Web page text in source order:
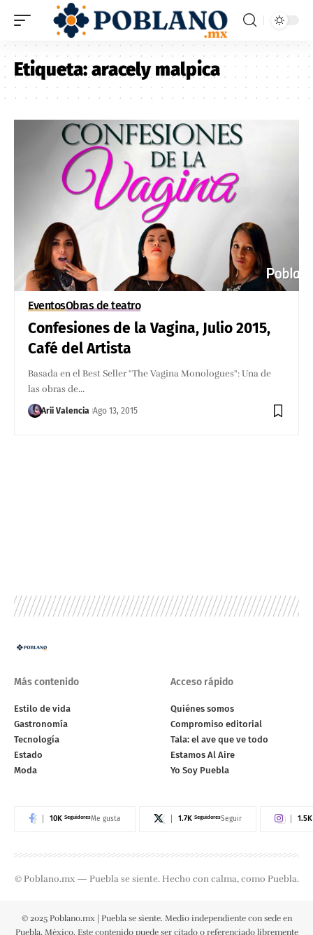
Etiqueta:aracely malpica
EventosObras de teatro
Confesiones de la Vagina, Julio 2015,
Café del Artista
Basada en el Best Seller "The Vagina Monologues": Una de
las obras de…
Arii Valencia Ago 13, 2015
Más contenido
Estilo de vida
Gastronomía
Tecnología
Estado
Moda
Acceso rápido
Quiénes somos
Compromiso editorial
Tala: el ave que ve todo
Estamos Al Aire
Yo Soy Puebla
10K SeguidoresMe gusta 1.7K SeguidoresSeguir 1.5K
© Poblano.mx — Puebla se siente. Hecho con calma, como Puebla.
© 2025 Poblano.mx | Puebla se siente. Medio independiente con sede en
Puebla, México. Este contenido puede ser citado o referenciado libremente